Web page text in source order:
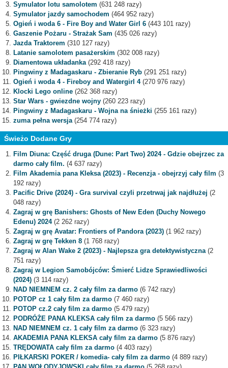
Symulator lotu samolotem (631 248 razy)
Symulator jazdy samochodem (464 952 razy)
Ogień i woda 6 - Fire Boy and Water Girl 6 (443 101 razy)
Gaszenie Pożaru - Strażak Sam (435 026 razy)
Jazda Traktorem (310 127 razy)
Latanie samolotem pasażerskim (302 008 razy)
Diamentowa układanka(292 418 razy)
Pingwiny z Madagaskaru - Zbieranie Ryb (291 251 razy)
Ogień i woda 4 - Fireboy and Watergirl 4(270 976 razy)
Klocki Lego online (262 368 razy)
Star Wars - gwiezdne wojny (260 223 razy)
Pingwiny z Madagaskaru - Wojna na śnieżki (255 161 razy)
zuma pełna wersja(254 774 razy)
Świeżo Dodane Gry
Film Diuna: Część druga (Dune: Part Two) 2024 - Gdzie obejrzec za
darmo cały film. (4 637 razy)
Film Akademia pana Kleksa (2023) - Recenzja - obejrzyj cały film (3
192 razy)
Pacific Drive (2024) - Gra survival czyli przetrwaj jak najdłużej (2
048 razy)
Zagraj w grę Banishers: Ghosts of New Eden (Duchy Nowego
Edenu) 2024(2 262 razy)
Zagraj w grę Avatar: Frontiers of Pandora (2023) (1 962 razy)
Zagraj w grę Tekken 8 (1 768 razy)
Zagraj w Alan Wake 2 (2023) - Najlepsza gra detektywistyczna(2
751 razy)
Zagraj w Legion Samobójców: Śmierć Lidze Sprawiedliwości
(2024) (3 114 razy)
NAD NIEMNEM cz. 2 cały film za darmo (6 742 razy)
POTOP cz 1 cały film za darmo (7 460 razy)
POTOP cz.2 cały film za darmo (5 479 razy)
PODRÓŻE PANA KLEKSA cały film za darmo (5 566 razy)
NAD NIEMNEM cz. 1 cały film za darmo (6 323 razy)
AKADEMIA PANA KLEKSA cały film za darmo (5 876 razy)
TRĘDOWATA cały film za darmo (4 403 razy)
PIŁKARSKI POKER / komedia- cały film za darmo (4 889 razy)